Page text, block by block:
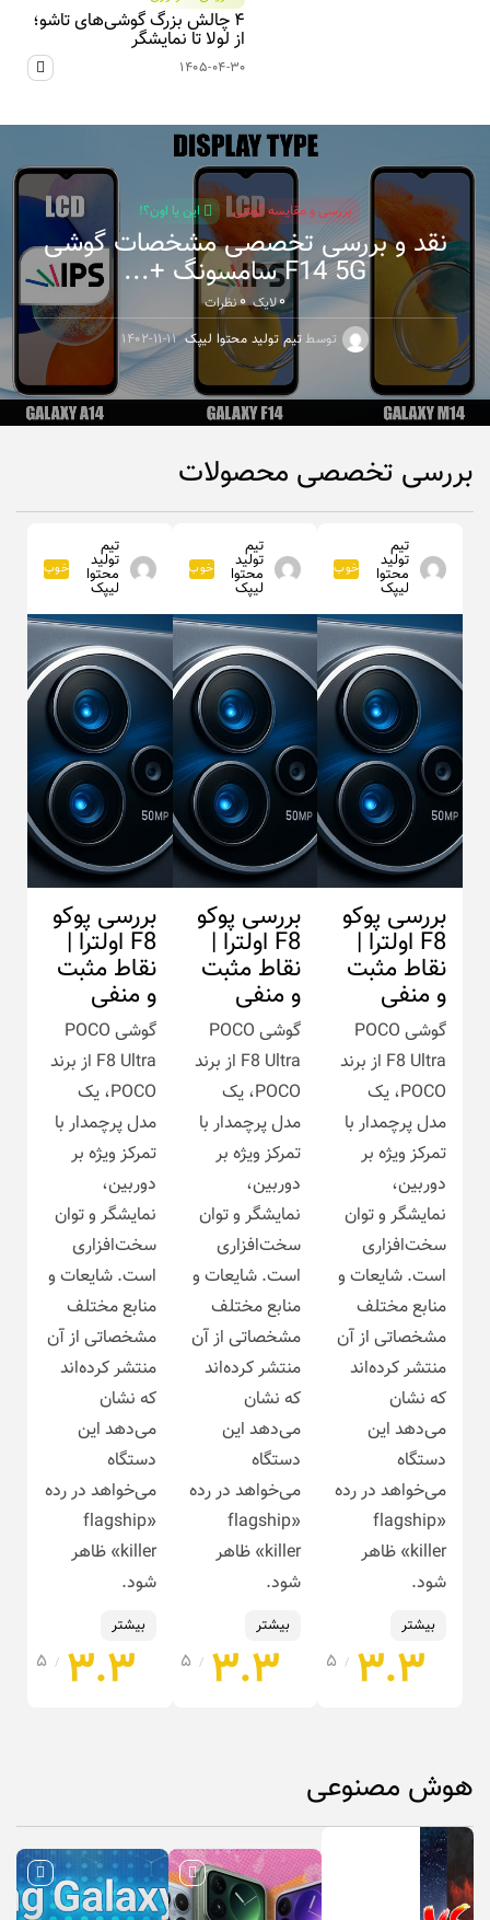
۴ چالش بزرگ گوشی‌های تاشو؛
از لولا تا نمایشگر
۱۴۰۵-۰۴-۳۰
بررسی و مقایسه گوشی این یا اون؟!
نقد و بررسی تخصصی مشخصات گوشی
F14 5G سامسونگ +...
۰لایک ۰نظرات
توسطتیم تولید محتوا لیپک ۱۴۰۲-۱۱-۱۱
بررسی تخصصی محصولات
تیم
تولید
محتوا
لیپک
خوب
بررسی پوکو
F8 اولترا |
نقاط مثبت
و منفی
گوشی POCO
F8 Ultra از برند
POCO، یک
مدل پرچمدار با
تمرکز ویژه بر
دوربین،
نمایشگر و توان
سخت‌افزاری
است. شایعات و
منابع مختلف
مشخصاتی از آن
منتشر کرده‌اند
که نشان
می‌دهد این
دستگاه
می‌خواهد در رده
«flagship
killer» ظاهر
شود.
بیشتر
۳.۳ / ۵
تیم
تولید
محتوا
لیپک
خوب
بررسی پوکو
F8 اولترا |
نقاط مثبت
و منفی
گوشی POCO
F8 Ultra از برند
POCO، یک
مدل پرچمدار با
تمرکز ویژه بر
دوربین،
نمایشگر و توان
سخت‌افزاری
است. شایعات و
منابع مختلف
مشخصاتی از آن
منتشر کرده‌اند
که نشان
می‌دهد این
دستگاه
می‌خواهد در رده
«flagship
killer» ظاهر
شود.
بیشتر
۳.۳ / ۵
تیم
تولید
محتوا
لیپک
خوب
بررسی پوکو
F8 اولترا |
نقاط مثبت
و منفی
گوشی POCO
F8 Ultra از برند
POCO، یک
مدل پرچمدار با
تمرکز ویژه بر
دوربین،
نمایشگر و توان
سخت‌افزاری
است. شایعات و
منابع مختلف
مشخصاتی از آن
منتشر کرده‌اند
که نشان
می‌دهد این
دستگاه
می‌خواهد در رده
«flagship
killer» ظاهر
شود.
بیشتر
۳.۳ / ۵
هوش مصنوعی